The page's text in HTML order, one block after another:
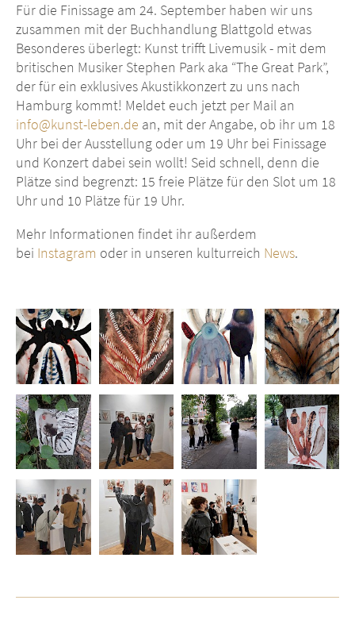
Für die Finissage am 24. September haben wir uns
zusammen mit der Buchhandlung Blattgold etwas
Besonderes überlegt: Kunst trifft Livemusik - mit dem
britischen Musiker Stephen Park aka “The Great Park”,
der für ein exklusives Akustikkonzert zu uns nach
Hamburg kommt! Meldet euch jetzt per Mail an
info@kunst-leben.de an, mit der Angabe, ob ihr um 18
Uhr bei der Ausstellung oder um 19 Uhr bei Finissage
und Konzert dabei sein wollt! Seid schnell, denn die
Plätze sind begrenzt: 15 freie Plätze für den Slot um 18
Uhr und 10 Plätze für 19 Uhr.
Mehr Informationen findet ihr außerdem
bei Instagram oder in unseren kulturreich News.